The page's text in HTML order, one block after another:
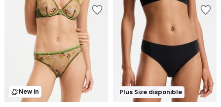
New in Plus Size disponible